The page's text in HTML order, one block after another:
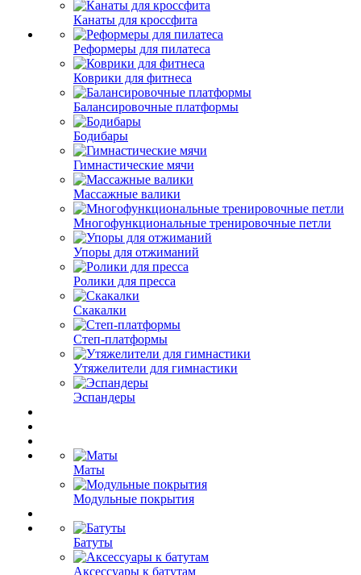
Канаты для кроссфита
Реформеры для пилатеса
Коврики для фитнеса
Балансировочные платформы
Бодибары
Гимнастические мячи
Массажные валики
Многофункциональные тренировочные петли
Упоры для отжиманий
Ролики для пресса
Скакалки
Степ-платформы
Утяжелители для гимнастики
Эспандеры
Маты
Модульные покрытия
Батуты
Аксессуары к батутам